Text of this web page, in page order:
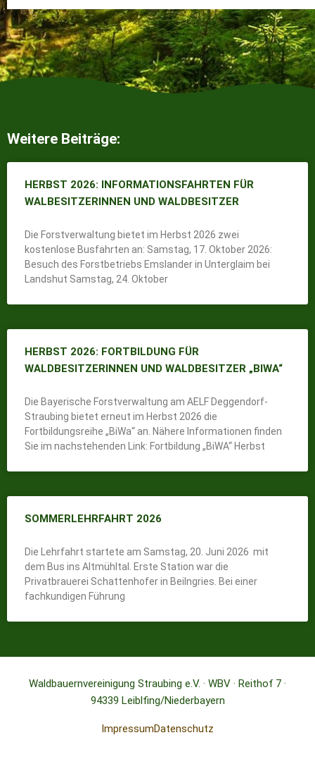
Weitere Beiträge:
HERBST 2026: INFORMATIONSFAHRTEN FÜR
WALBESITZERINNEN UND WALDBESITZER
Die Forstverwaltung bietet im Herbst 2026 zwei
kostenlose Busfahrten an: Samstag, 17. Oktober 2026:
Besuch des Forstbetriebs Emslander in Unterglaim bei
Landshut Samstag, 24. Oktober
HERBST 2026: FORTBILDUNG FÜR
WALDBESITZERINNEN UND WALDBESITZER „BIWA“
Die Bayerische Forstverwaltung am AELF Deggendorf-
Straubing bietet erneut im Herbst 2026 die
Fortbildungsreihe „BiWa“ an. Nähere Informationen finden
Sie im nachstehenden Link: Fortbildung „BiWA“ Herbst
SOMMERLEHRFAHRT 2026
Die Lehrfahrt startete am Samstag, 20. Juni 2026 mit
dem Bus ins Altmühltal. Erste Station war die
Privatbrauerei Schattenhofer in Beilngries. Bei einer
fachkundigen Führung
Waldbauernvereinigung Straubing e.V. · WBV · Reithof 7 ·
94339 Leiblfing/Niederbayern
ImpressumDatenschutz